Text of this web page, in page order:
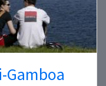
Gamboa